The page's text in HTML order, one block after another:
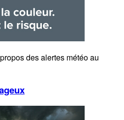
des alertes météo au